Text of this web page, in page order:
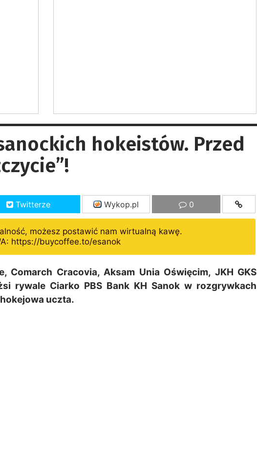
hokeistów. Przed
Twitterze Wykop.pl 0
możesz postawić nam wirtualną kawę.
https://buycoffee.to/esanok
Comarch Cracovia, Aksam Unia Oświęcim, JKH GKS
rywale Ciarko PBS Bank KH Sanok w rozgrywkach
uczta.